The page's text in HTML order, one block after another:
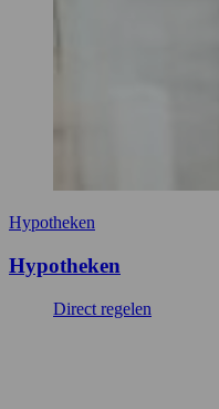
Hypotheken
Hypotheken
Direct regelen